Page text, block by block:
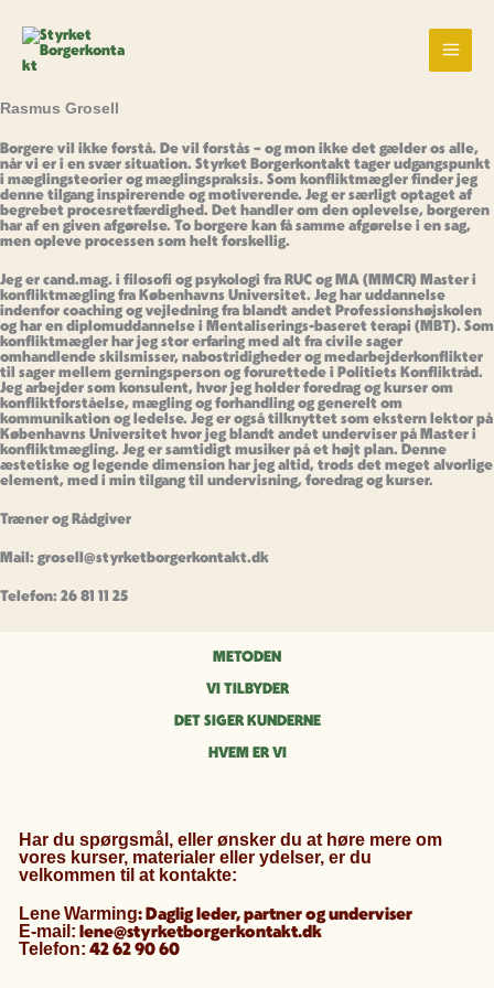
indholdet
Rasmus Grosell
Borgere vil ikke forstå. De vil forstås – og mon ikke det gælder os alle,
når vi er i en svær situation. Styrket Borgerkontakt tager udgangspunkt
i mæglingsteorier og mæglingspraksis. Som konfliktmægler finder jeg
denne tilgang inspirerende og motiverende. Jeg er særligt optaget af
begrebet procesretfærdighed. Det handler om den oplevelse, borgeren
har af en given afgørelse. To borgere kan få samme afgørelse i en sag,
men opleve processen som helt forskellig.
Jeg er cand.mag. i filosofi og psykologi fra RUC og MA (MMCR) Master i
konfliktmægling fra Københavns Universitet. Jeg har uddannelse
indenfor coaching og vejledning fra blandt andet Professionshøjskolen
og har en diplomuddannelse i Mentaliserings-baseret terapi (MBT). Som
konfliktmægler har jeg stor erfaring med alt fra civile sager
omhandlende skilsmisser, nabostridigheder og medarbejderkonflikter
til sager mellem gerningsperson og forurettede i Politiets Konfliktråd.
Jeg arbejder som konsulent, hvor jeg holder foredrag og kurser om
konfliktforståelse, mægling og forhandling og generelt om
kommunikation og ledelse. Jeg er også tilknyttet som ekstern lektor på
Københavns Universitet hvor jeg blandt andet underviser på Master i
konfliktmægling. Jeg er samtidigt musiker på et højt plan. Denne
æstetiske og legende dimension har jeg altid, trods det meget alvorlige
element, med i min tilgang til undervisning, foredrag og kurser.
Træner og Rådgiver
Mail: grosell@styrketborgerkontakt.dk
Telefon: 26 81 11 25
METODEN
VI TILBYDER
DET SIGER KUNDERNE
HVEM ER VI
Har du spørgsmål, eller ønsker du at høre mere om
vores kurser, materialer eller ydelser, er du
velkommen til at kontakte:
LeneWarming: Daglig leder, partner og underviser
E-mail: lene@styrketborgerkontakt.dk
Telefon: 42 62 90 60